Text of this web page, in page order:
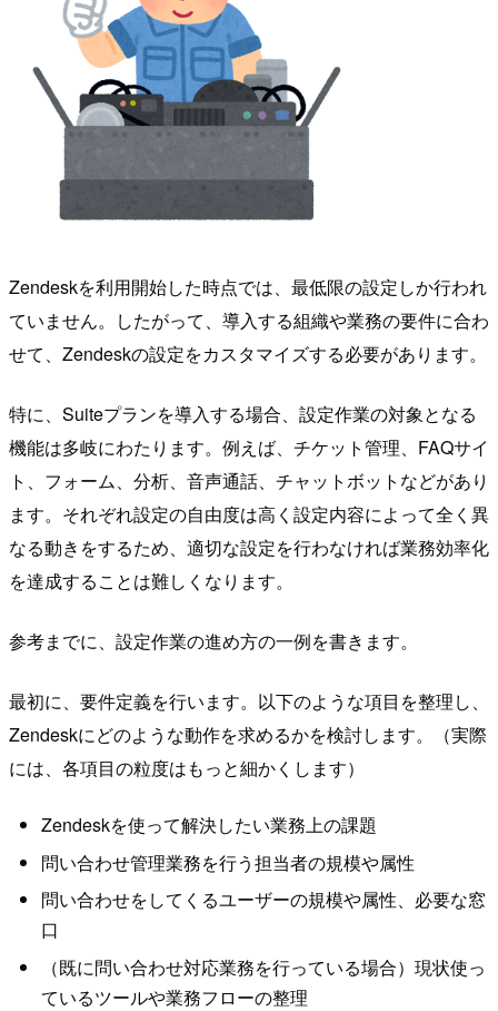
Zendeskを利用開始した時点では、最低限の設定しか行われ
ていません。したがって、導入する組織や業務の要件に合わ
せて、Zendeskの設定をカスタマイズする必要があります。
特に、Suiteプランを導入する場合、設定作業の対象となる
機能は多岐にわたります。例えば、チケット管理、FAQサイ
ト、フォーム、分析、音声通話、チャットボットなどがあり
ます。それぞれ設定の自由度は高く設定内容によって全く異
なる動きをするため、適切な設定を行わなければ業務効率化
を達成することは難しくなります。
参考までに、設定作業の進め方の一例を書きます。
最初に、要件定義を行います。以下のような項目を整理し、
Zendeskにどのような動作を求めるかを検討します。（実際
には、各項目の粒度はもっと細かくします）
Zendeskを使って解決したい業務上の課題
問い合わせ管理業務を行う担当者の規模や属性
問い合わせをしてくるユーザーの規模や属性、必要な窓
口
（既に問い合わせ対応業務を行っている場合）現状使っ
ているツールや業務フローの整理